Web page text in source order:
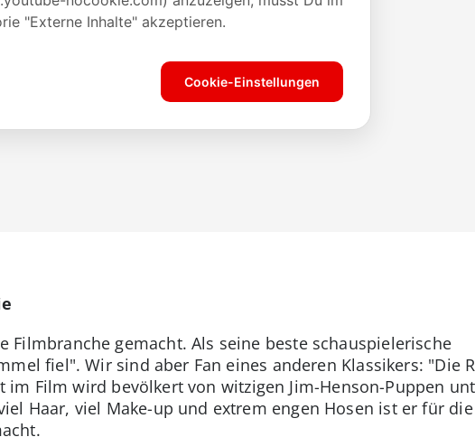
gemacht. Als seine beste schauspielerische
fiel". Wir sind aber Fan eines anderen Klassikers: "Die
Film wird bevölkert von witzigen Jim-Henson-Puppen
Haar, viel Make-up und extrem engen Hosen ist er für die